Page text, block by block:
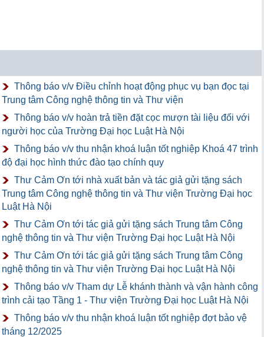
Thông báo v/v Điều chỉnh hoạt động phục vụ bạn đọc tại
Trung tâm Công nghệ thông tin và Thư viện
Thông báo v/v hoàn trả tiền đặt cọc mượn tài liệu đối với
người học của Trường Đại học Luật Hà Nội
Thông báo v/v thu nhận khoá luận tốt nghiệp Khoá 47 trình
độ đại học hình thức đào tạo chính quy
Thư Cảm Ơn tới nhà xuất bản và tác giả gửi tặng sách
Trung tâm Công nghệ thông tin và Thư viện Trường Đại học
Luật Hà Nội
Thư Cảm Ơn tới tác giả gửi tặng sách Trung tâm Công
nghệ thông tin và Thư viện Trường Đại học Luật Hà Nội
Thư Cảm Ơn tới tác giả gửi tặng sách Trung tâm Công
nghệ thông tin và Thư viện Trường Đại học Luật Hà Nội
Thông báo v/v Tham dự Lễ khánh thành và vận hành công
trình cải tạo Tầng 1 - Thư viện Trường Đại học Luật Hà Nội
Thông báo v/v thu nhận khoá luận tốt nghiệp đợt bảo vệ
tháng 12/2025